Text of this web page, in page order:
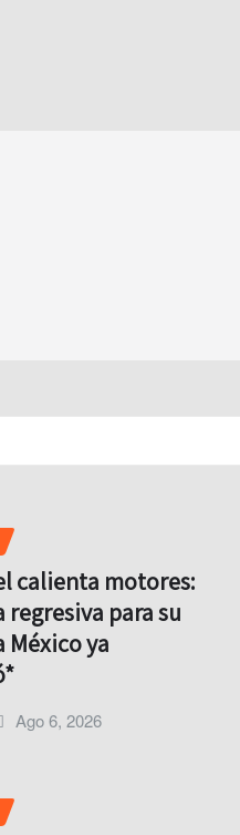
calienta motores:
regresiva para su
México ya
Ago 6, 2026